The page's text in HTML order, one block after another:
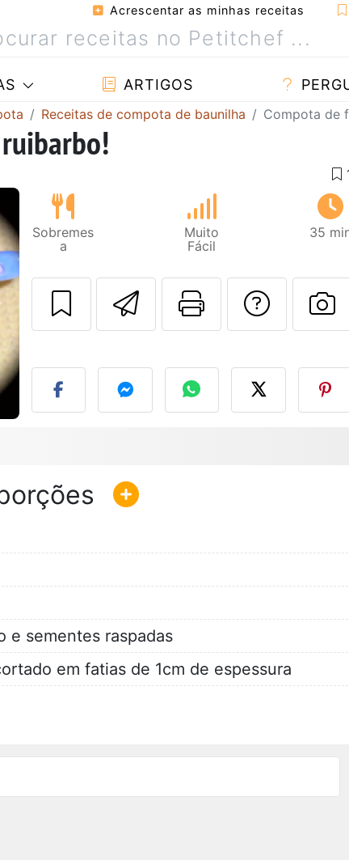
Acrescentar as minhas receitas
ARTIGOS
Receitas de compota de baunilha Compota de
Sobremes
a
Muito
Fácil
35
Enviar esta
Imprima
e sementes raspadas
em fatias de 1cm de espessura